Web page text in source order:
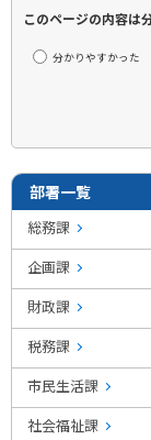
このページの内容は
分かりやすかった
部署一覧
総務課
企画課
財政課
税務課
市民生活課
社会福祉課